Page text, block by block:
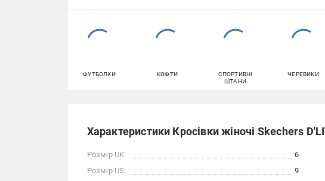
ФУТБОЛКИ КОФТИ
СПОРТИВНІ
ШТАНИ
ЧЕРЕВИКИ
Характеристики Кросівки жіночі Skechers
Розмір UK:
6
Розмір US:
9